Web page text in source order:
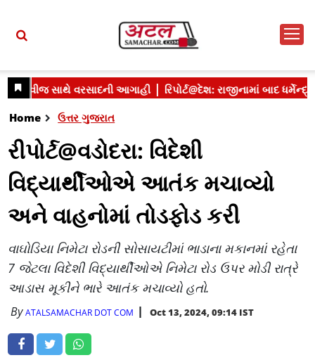
Home ઉત્તર ગુજરાત
રીપોર્ટ@વડોદરા: વિદેશી
વિદ્યાર્થીઓએ આતંક મચાવ્યો
અને વાહનોમાં તોડફોડ કરી
વાઘોડિયા નિમેટા રોડની સોસાયટીમાં ભાડાના મકાનમાં રહેતા
7 જેટલા વિદેશી વિદ્યાર્થીઓએ નિમેટા રોડ ઉપર મોડી રાત્રે
આડાસ મૂકીને ભારે આતંક મચાવ્યો હતો.
ByATALSAMACHAR DOT COM Oct 13, 2024, 09:14 IST